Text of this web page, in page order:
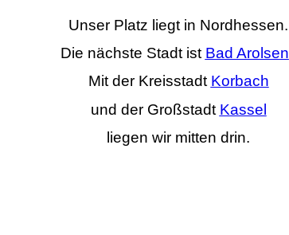
Unser Platz liegt in Nordhessen.
Die nächste Stadt ist Bad Arolsen
Mit der Kreisstadt Korbach
und der Großstadt Kassel
liegen wir mitten drin.